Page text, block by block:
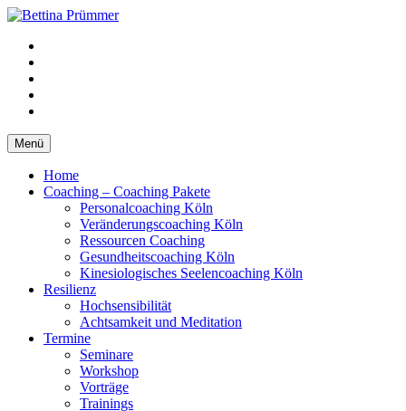
Springe
Inhalt
Menü
Home
Coaching – Coaching Pakete
Personalcoaching Köln
Veränderungscoaching Köln
Ressourcen Coaching
Gesundheitscoaching Köln
Kinesiologisches Seelencoaching Köln
Resilienz
Hochsensibilität
Achtsamkeit und Meditation
Termine
Seminare
Workshop
Vorträge
Trainings